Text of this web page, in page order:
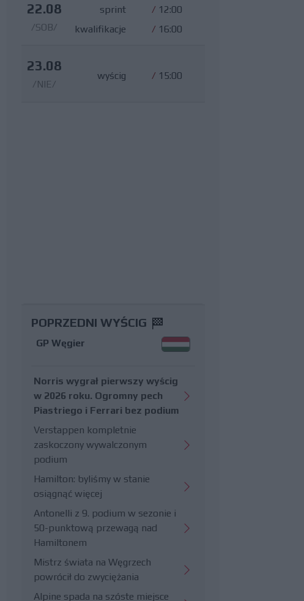
22.08
/SOB/
sprint
kwalifikacje
/ 12:00
/ 16:00
23.08
/NIE/
wyścig / 15:00
POPRZEDNI WYŚCIG
GP Węgier
Norris wygrał pierwszy wyścig
w 2026 roku. Ogromny pech
Piastriego i Ferrari bez podium
Verstappen kompletnie
zaskoczony wywalczonym
podium
Hamilton: byliśmy w stanie
osiągnąć więcej
Antonelli z 9. podium w sezonie i
50-punktową przewagą nad
Hamiltonem
Mistrz świata na Węgrzech
powrócił do zwyciężania
Alpine spada na szóste miejsce